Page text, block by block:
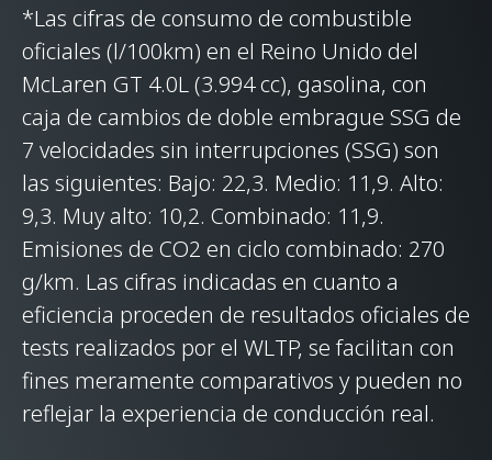
TECNOLOGÍA DEL
CHASIS Y LA
CARROCERÍA
ESTRUCTURA DE LA
CARROCERÍA
Carbon Fibre Monocell
II-T monocoque, with
Carbon Fibre rear
*Las cifras de consumo de combustible
oficiales (l/100km) en el Reino Unido del
McLaren GT 4.0L (3.994 cc), gasolina, con
caja de cambios de doble embrague SSG de
7 velocidades sin interrupciones (SSG) son
las siguientes: Bajo: 22,3. Medio: 11,9. Alto:
9,3. Muy alto: 10,2. Combinado: 11,9.
Emisiones de CO2 en ciclo combinado: 270
g/km. Las cifras indicadas en cuanto a
eficiencia proceden de resultados oficiales de
tests realizados por el WLTP, se facilitan con
fines meramente comparativos y pueden no
reflejar la experiencia de conducción real.